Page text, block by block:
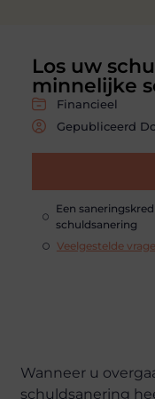
Los uw
minnelijke
Financieel
Gepubliceerd
Een
schuldsanering
Veelgestelde
Wanneer u
schuldsanering